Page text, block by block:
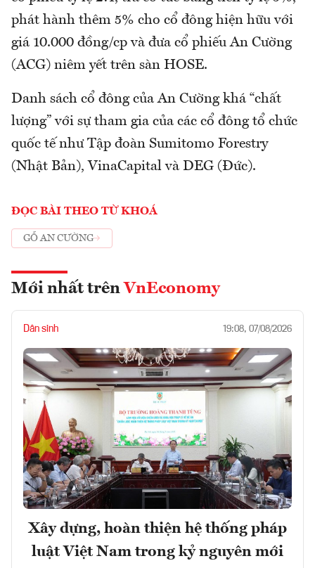
phát hành thêm 5% cho cổ đông hiện hữu với
giá 10.000 đồng/cp và đưa cổ phiếu An Cường
(ACG) niêm yết trên sàn HOSE.
Danh sách cổ đông của An Cường khá “chất
lượng” với sự tham gia của các cổ đông tổ chức
quốc tế như Tập đoàn Sumitomo Forestry
(Nhật Bản), VinaCapital và DEG (Đức).
ĐỌC BÀI THEO TỪ KHOÁ
GỖ AN CƯỜNG
Mới nhất trên VnEconomy
Dân sinh 19:08, 07/08/2026
Xây dựng, hoàn thiện hệ thống pháp
luật Việt Nam trong kỷ nguyên mới